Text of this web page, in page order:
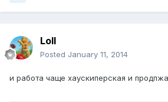
Loll
Posted January 11, 2014
и работа чаще хаускиперская и